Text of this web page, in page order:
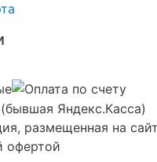
размещенная на
офертой